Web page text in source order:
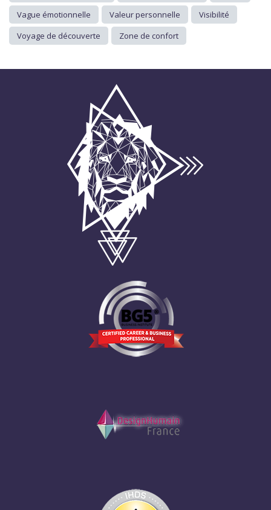
Vague émotionnelle
Valeur personnelle
Visibilité
Voyage de découverte
Zone de confort